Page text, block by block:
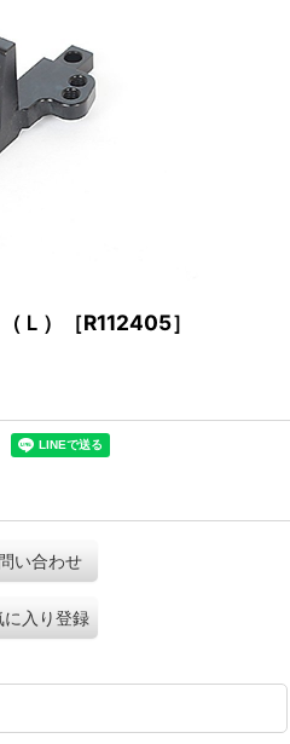
Ｌ）［R112405］
い合わせ
に入り登録